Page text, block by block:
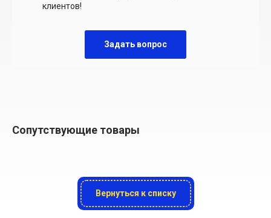
клиентов!
Задать вопрос
Сопутствующие товары
Вернуться к списку